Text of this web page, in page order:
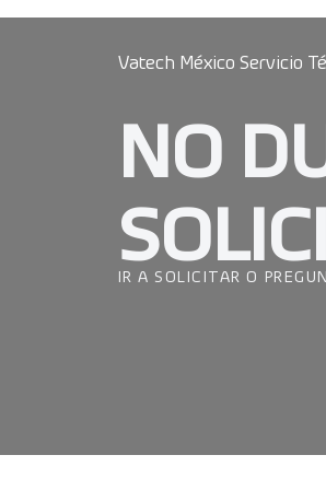
Vatech México Servicio
NO
IR A SOLICITAR O